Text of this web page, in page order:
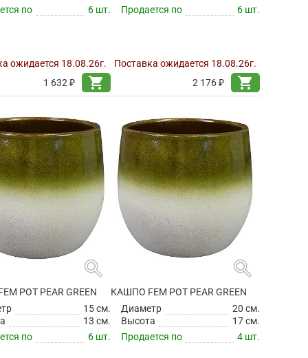
по
6 шт.
ожидается 18.08.26г.
1 632 ₽
shopping_cart
Продается по
6 шт.
Поставка ожидается 18.08.26г.
2 176 ₽
shopping_cart
search
POT PEAR GREEN
15 см.
13 см.
по
6 шт.
search
КАШПО FEM POT PEAR GREEN
Диаметр
20 см.
Высота
17 см.
Продается по
4 шт.